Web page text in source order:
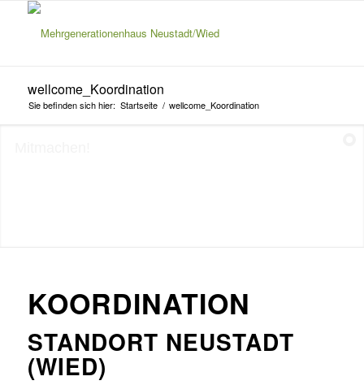
wellcome_Koordination
Sie befinden sich hier: Startseite / wellcome_Koordination
KOORDINATION
STANDORT NEUSTADT
(WIED)